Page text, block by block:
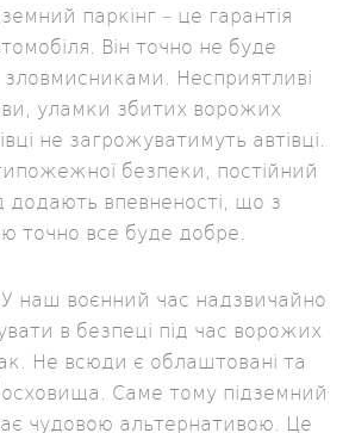
паркінг – це гарантія
Він точно не буде
Несприятливі
уламки збитих ворожих
не загрожуватимуть автівці.
безпеки, постійний
додають впевненості, що з
точно все буде добре.
У наш воєнний час надзвичайно
в безпеці під час ворожих
Не всюди є облаштовані та
Саме тому підземний
чудовою альтернативою. Це